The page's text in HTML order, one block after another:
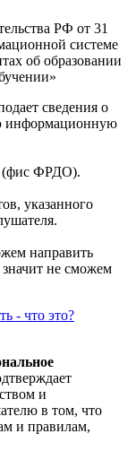
РФ от 31
системе
об образовании
сведения о
информационную
(фис ФРДО).
указанного
направить
не сможем
- что это?
и
в том, что
и правилам,